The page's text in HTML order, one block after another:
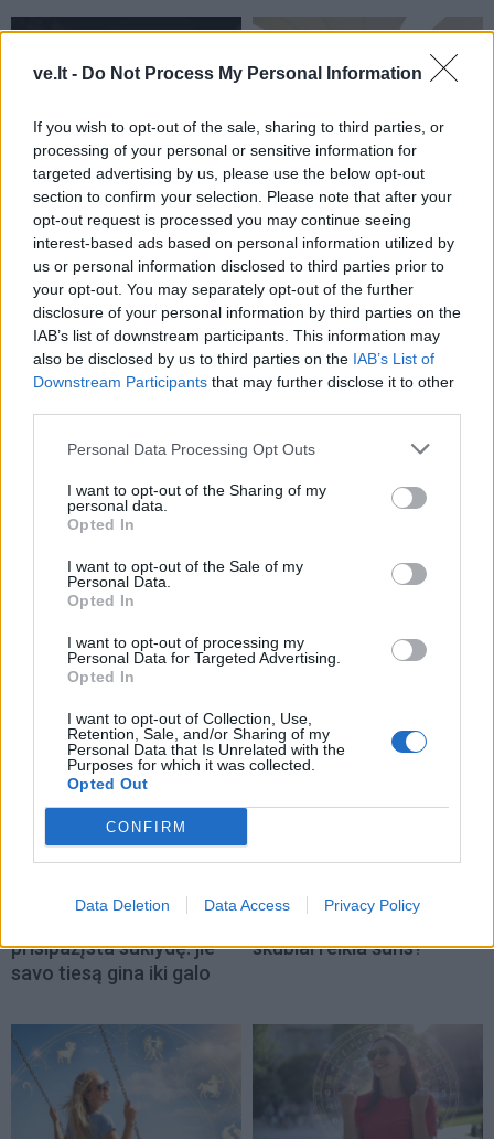
ve.lt - Do Not Process My Personal Information
If you wish to opt-out of the sale, sharing to third parties, or
processing of your personal or sensitive information for
targeted advertising by us, please use the below opt-out
section to confirm your selection. Please note that after your
opt-out request is processed you may continue seeing
interest-based ads based on personal information utilized by
us or personal information disclosed to third parties prior to
your opt-out. You may separately opt-out of the further
disclosure of your personal information by third parties on the
IAB’s list of downstream participants. This information may
also be disclosed by us to third parties on the IAB’s List of
Downstream Participants that may further disclose it to other
Personal Data Processing Opt Outs
I want to opt-out of the Sharing of my
personal data.
Opted In
I want to opt-out of the Sale of my
Personal Data.
Opted In
I want to opt-out of processing my
Personal Data for Targeted Advertising.
Opted In
I want to opt-out of Collection, Use,
Retention, Sale, and/or Sharing of my
Personal Data that Is Unrelated with the
Purposes for which it was collected.
Opted Out
CONFIRM
Data Deletion Data Access Privacy Policy
Sportas
Rimas Kurtinaitis
paskelbė Lietuvos
rinktinės kandidatus:
sąraše - du klaipėdiečiai
(3)
Sportas
Į Palangą atkeliavo
žiemos paralimpinių
žaidynių paroda
NAUJI
Vyrai, kurie sunkiausiai
prisipažįsta suklydę: jie
savo tiesą gina iki galo
Kuriam Zodiako ženklui
skubiai reikia šuns?